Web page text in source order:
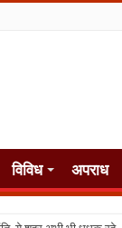
विविध अपराध